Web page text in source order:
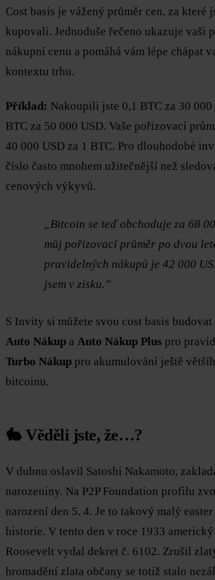
Cost basis je vážený průměr cen, za které
kupovali. Jednoduše řečeno ukazuje vaši
nákupní cenu a pomáhá vám lépe chápat
kontextu trhu.
Příklad: Nakoupili jste 0,1 BTC za 30 000
BTC za 50 000 USD. Vaše pořizovací
40 000 USD za 1 BTC. Pro dlouhodobé
číslo často mnohem užitečnější než
cenových výkyvů.
„Bitcoin se teď obchoduje za 68
můj pořizovací průměr po dvou
pravidelných nákupů je 42 000
jsem v zisku.”
S Invity si můžete svou cost basis
Auto Nákup a Auto Nákup Plus pro
Turbo Nákup pro akumulování ještě
bitcoinu.
🐇 Věděli jste, že…?
V dubnu oslavil Satoshi Nakamoto,
narozeniny. Na P2P Foundation profilu
narození den 5. 4. Je to takový malý
historie. V tento den v roce 1933
Roosevelt vydal dekret č. 6102. Zrušil
hromadění zlata občany se totiž stalo